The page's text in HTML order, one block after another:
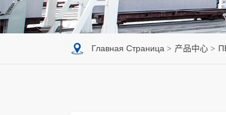
Главная Страница 产品中心